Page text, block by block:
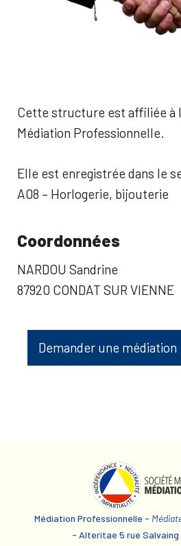
Cette structure est affiliée à
Médiation Professionnelle.
Elle est enregistrée dans le
A08 – Horlogerie, bijouterie
Coordonnées
NARDOU Sandrine
87920 CONDAT SUR VIENNE
Demander une médiation
Médiation Professionnelle -
- Alteritae 5 rue Salvaing